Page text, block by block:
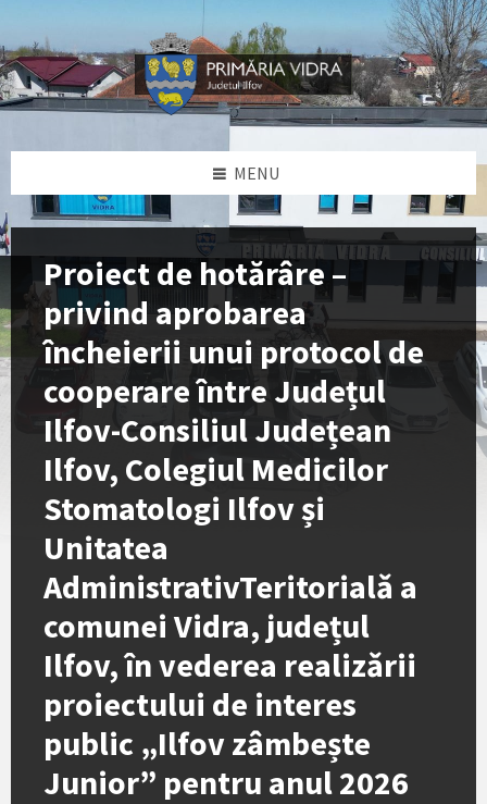
content
left
sidebar
right
sidebar
footer
MENU
Proiect de hotărâre –
privind aprobarea
încheierii unui protocol de
cooperare între Județul
Ilfov-Consiliul Județean
Ilfov, Colegiul Medicilor
Stomatologi Ilfov și
Unitatea
AdministrativTeritorialǎ a
comunei Vidra, județul
Ilfov, în vederea realizǎrii
proiectului de interes
public „Ilfov zâmbește
Junior” pentru anul 2026